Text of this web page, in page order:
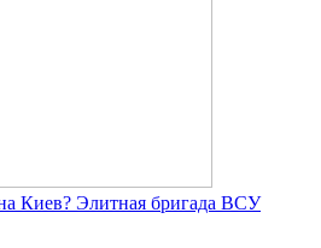
Киев? Элитная бригада ВСУ